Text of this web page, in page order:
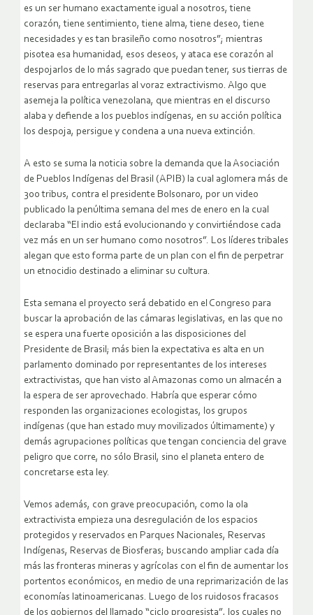
es un ser humano exactamente igual a nosotros, tiene
corazón, tiene sentimiento, tiene alma, tiene deseo, tiene
necesidades y es tan brasileño como nosotros”; mientras
pisotea esa humanidad, esos deseos, y ataca ese corazón al
despojarlos de lo más sagrado que puedan tener, sus tierras de
reservas para entregarlas al voraz extractivismo. Algo que
asemeja la política venezolana, que mientras en el discurso
alaba y defiende a los pueblos indígenas, en su acción política
los despoja, persigue y condena a una nueva extinción.
A esto se suma la noticia sobre la demanda que la Asociación
de Pueblos Indígenas del Brasil (APIB) la cual aglomera más de
300 tribus, contra el presidente Bolsonaro, por un video
publicado la penúltima semana del mes de enero en la cual
declaraba “El indio está evolucionando y convirtiéndose cada
vez más en un ser humano como nosotros”. Los líderes tribales
alegan que esto forma parte de un plan con el fin de perpetrar
un etnocidio destinado a eliminar su cultura.
Esta semana el proyecto será debatido en el Congreso para
buscar la aprobación de las cámaras legislativas, en las que no
se espera una fuerte oposición a las disposiciones del
Presidente de Brasil; más bien la expectativa es alta en un
parlamento dominado por representantes de los intereses
extractivistas, que han visto al Amazonas como un almacén a
la espera de ser aprovechado. Habría que esperar cómo
responden las organizaciones ecologistas, los grupos
indígenas (que han estado muy movilizados últimamente) y
demás agrupaciones políticas que tengan conciencia del grave
peligro que corre, no sólo Brasil, sino el planeta entero de
concretarse esta ley.
Vemos además, con grave preocupación, como la ola
extractivista empieza una desregulación de los espacios
protegidos y reservados en Parques Nacionales, Reservas
Indígenas, Reservas de Biosferas; buscando ampliar cada día
más las fronteras mineras y agrícolas con el fin de aumentar los
portentos económicos, en medio de una reprimarización de las
economías latinoamericanas. Luego de los ruidosos fracasos
de los gobiernos del llamado “ciclo progresista”, los cuales no